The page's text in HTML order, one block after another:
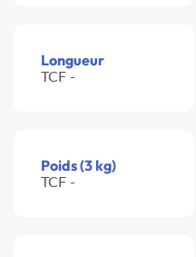
Longueur
TCF -
Poids (3 kg)
TCF -